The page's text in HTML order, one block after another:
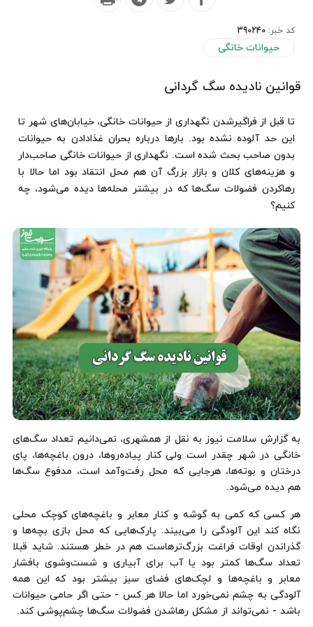
کد خبر: 390240
حیوانات خانگی
قوانین نادیده سگ گردانی
تا قبل از فراگیرشدن نگهداری از حیوانات خانگی، خیابان‌های شهر تا
این حد آلوده نشده بود. بارها درباره بحران غذادادن به حیوانات
بدون صاحب بحث شده است. نگهداری از حیوانات خانگی صاحب‌دار
و هزینه‌های کلان و بازار بزرگ آن هم محل انتقاد بود اما حالا با
رهاکردن فضولات سگ‌ها که در بیشتر محله‌ها دیده می‌شود، چه
کنیم؟
به گزارش سلامت نیوز به نقل از همشهری، نمی‌دانیم تعداد سگ‌های
خانگی در شهر چقدر است ولی کنار پیاده‌روها، درون باغچه‌ها، پای
درختان و بوته‌ها، هرجایی که محل رفت‌وآمد است، مدفوع سگ‌ها
هم دیده می‌شود.
هر کسی که کمی به گوشه‌ و کنار معابر و باغچه‌های کوچک محلی
نگاه کند این آلودگی را می‌بیند. پارک‌هایی که محل بازی بچه‌ها و
گذراندن اوقات فراغت بزرگ‌ترهاست هم در خطر هستند. شاید قبلا
تعداد سگ‌ها کمتر بود یا آب برای آبیاری و شست‌وشوی بافشار
معابر و باغچه‌ها و لچک‌های فضای سبز بیشتر بود که این همه
آلودگی به چشم نمی‌خورد اما حالا هر کس - حتی اگر حامی حیوانات
باشد - نمی‌تواند از مشکل رهاشدن فضولات سگ‌ها چشم‌پوشی کند.